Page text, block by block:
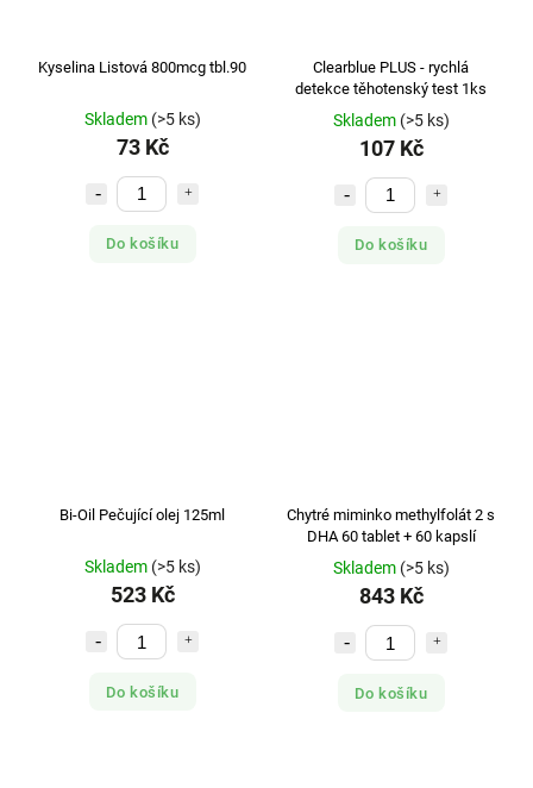
Kyselina Listová 800mcg tbl.90
Skladem (>5 ks)
73 Kč
Do košíku
Clearblue PLUS - rychlá
detekce těhotenský test 1ks
Skladem (>5 ks)
107 Kč
Do košíku
Bi-Oil Pečující olej 125ml
Skladem (>5 ks)
523 Kč
Do košíku
Chytré miminko methylfolát 2 s
DHA 60 tablet + 60 kapslí
Skladem (>5 ks)
843 Kč
Do košíku